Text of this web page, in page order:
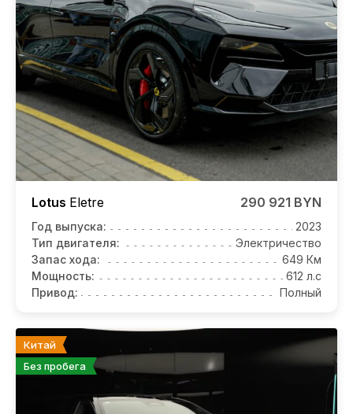
Lotus Eletre 290 921 BYN
Год выпуска:
2023
Тип двигателя:
Электричество
Запас хода:
649 Км
Мощность:
612 л.с
Привод:
Полный
Китай
Без пробега